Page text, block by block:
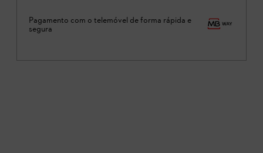
Pagamento com o telemóvel de forma rápida e
segura